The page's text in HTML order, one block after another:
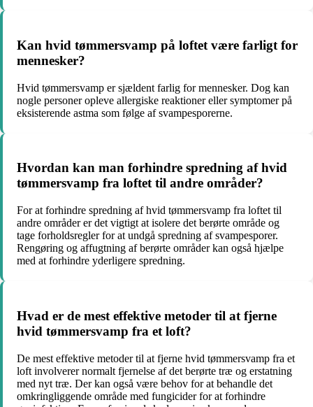
Kan hvid tømmersvamp på loftet være farligt for
mennesker?
Hvid tømmersvamp er sjældent farlig for mennesker. Dog kan
nogle personer opleve allergiske reaktioner eller symptomer på
eksisterende astma som følge af svampesporerne.
Hvordan kan man forhindre spredning af hvid
tømmersvamp fra loftet til andre områder?
For at forhindre spredning af hvid tømmersvamp fra loftet til
andre områder er det vigtigt at isolere det berørte område og
tage forholdsregler for at undgå spredning af svampesporer.
Rengøring og affugtning af berørte områder kan også hjælpe
med at forhindre yderligere spredning.
Hvad er de mest effektive metoder til at fjerne
hvid tømmersvamp fra et loft?
De mest effektive metoder til at fjerne hvid tømmersvamp fra et
loft involverer normalt fjernelse af det berørte træ og erstatning
med nyt træ. Der kan også være behov for at behandle det
omkringliggende område med fungicider for at forhindre